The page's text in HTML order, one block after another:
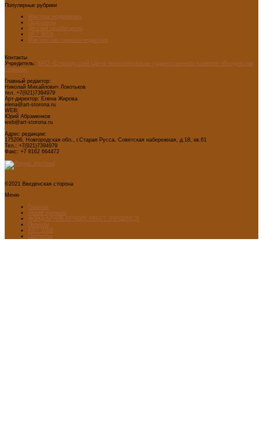
Популярные рубрики
Мастера модернизма
Педсоветы
Детский дизайн-центр
ART WEB
Мастерская главного редактора
Контакты
Учредитель: АНО «Старорусский Центр интеллектуально-художественного развития «Введенская
сторона»
Главный редактор:
Николай Михайлович Локотьков
тел. +7(921)7394979
Арт-директор: Елена Жирова
elena@art-storona.ru
WEB:
Юрий Абраменков
web@art-storona.ru
Адрес редакции:
175206, Новгородская обл., г.Старая Русса, Советская набережная, д.18, кв.61
Тел.: +7(921)7394979
Факс: +7 8162 664472
©2021 Введенская сторона
Меню
Главная
Архив журнала
ФОНД-АРХИВ ЛУЧШИХ РАБОТ УЧАЩИХСЯ
Проекты
ART WEB
Партнеры